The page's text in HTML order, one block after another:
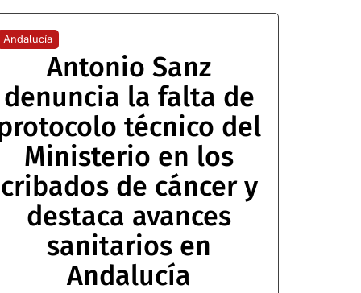
Andalucía
Antonio Sanz
denuncia la falta de
técnico del
Ministerio en los
cribados de cáncer y
destaca avances
sanitarios en
Andalucía